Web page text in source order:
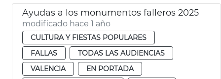
Ayudas a los monumentos falleros 2025
modificado hace 1 año
CULTURA Y FIESTAS POPULARES
FALLAS
TODAS LAS AUDIENCIAS
VALENCIA
EN PORTADA